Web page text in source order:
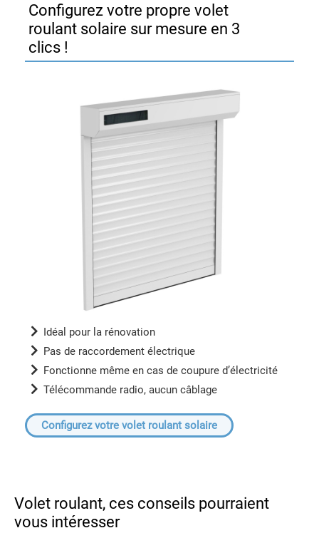
Configurez votre propre volet
roulant solaire sur mesure en 3
clics !
Idéal pour la rénovation
Pas de raccordement électrique
Fonctionne même en cas de coupure d’électricité
Télécommande radio, aucun câblage
Configurez votre volet roulant solaire
Volet roulant, ces conseils pourraient
vous intéresser